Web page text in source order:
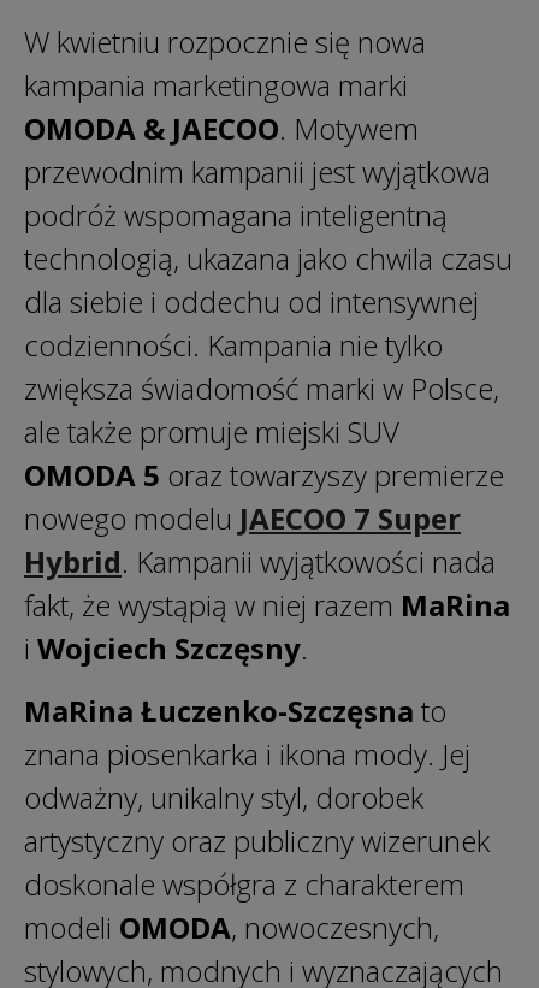
W kwietniu rozpocznie się nowa
kampania marketingowa marki
OMODA & JAECOO. Motywem
przewodnim kampanii jest wyjątkowa
podróż wspomagana inteligentną
technologią, ukazana jako chwila czasu
dla siebie i oddechu od intensywnej
codzienności. Kampania nie tylko
zwiększa świadomość marki w Polsce,
ale także promuje miejski SUV
OMODA 5 oraz towarzyszy premierze
nowego modelu JAECOO 7 Super
Hybrid. Kampanii wyjątkowości nada
fakt, że wystąpią w niej razem MaRina
i Wojciech Szczęsny.
MaRina Łuczenko-Szczęsna to
znana piosenkarka i ikona mody. Jej
odważny, unikalny styl, dorobek
artystyczny oraz publiczny wizerunek
doskonale współgra z charakterem
modeli OMODA, nowoczesnych,
stylowych, modnych i wyznaczających